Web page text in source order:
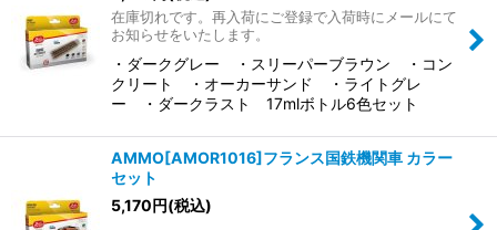
在庫切れです。再入荷にご登録で入荷時にメールにて
お知らせをいたします。
・ダークグレー ・スリーパーブラウン ・コン
クリート ・オーカーサンド ・ライトグレ
ー ・ダークラスト 17mlボトル6色セット
AMMO[AMOR1016]フランス国鉄機関車 カラー
セット
5,170円(税込)